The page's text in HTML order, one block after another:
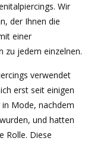
Wir
der Ihnen die
einer
zu jedem einzelnen.
verwendet
erst seit einigen
Mode, nachdem
und hatten
Rolle. Diese